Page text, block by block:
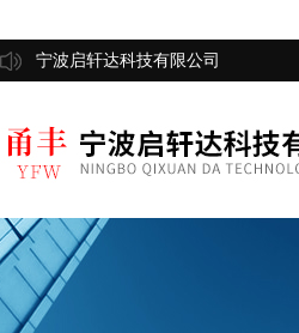
宁波启轩达科技有限公司